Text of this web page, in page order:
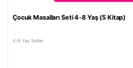
Çocuk Masalları Seti 4-8 Yaş (5 Kitap)
4-8 Yaş Setler